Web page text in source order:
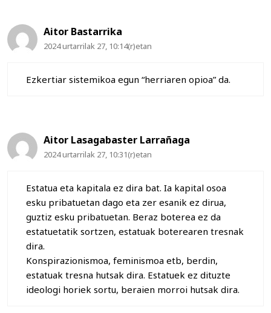
Aitor Bastarrika
2024 urtarrilak 27, 10:14(r)etan
Ezkertiar sistemikoa egun “herriaren opioa” da.
Aitor Lasagabaster Larrañaga
2024 urtarrilak 27, 10:31(r)etan
Estatua eta kapitala ez dira bat. Ia kapital osoa
esku pribatuetan dago eta zer esanik ez dirua,
guztiz esku pribatuetan. Beraz boterea ez da
estatuetatik sortzen, estatuak boterearen tresnak
dira.
Konspirazionismoa, feminismoa etb, berdin,
estatuak tresna hutsak dira. Estatuek ez dituzte
ideologi horiek sortu, beraien morroi hutsak dira.